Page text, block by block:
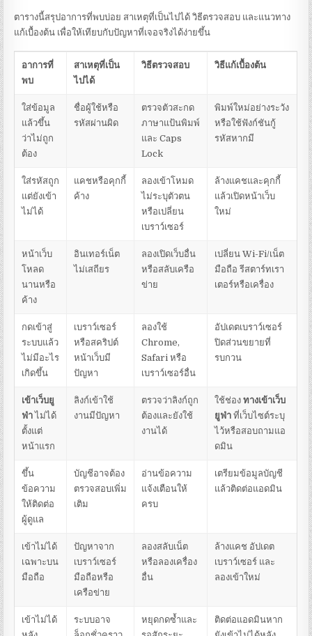
ตารางนี้สรุปอาการที่พบบ่อย สาเหตุที่เป็นไปได้ วิธีตรวจสอบ และแนวทาง
แก้เบื้องต้น เพื่อให้เทียบกับปัญหาที่เจอจริงได้ง่ายขึ้น
อาการที่
พบ
สาเหตุที่เป็น
ไปได้
วิธีตรวจสอบ วิธีแก้เบื้องต้น
ใส่ข้อมูล
แล้วขึ้น
ว่าไม่ถูก
ต้อง
ชื่อผู้ใช้หรือ
รหัสผ่านผิด
ตรวจตัวสะกด
ภาษาแป้นพิมพ์
และ Caps
Lock
พิมพ์ใหม่อย่างระวัง
หรือใช้ฟังก์ชันกู้
รหัสหากมี
ใส่รหัสถูก
แต่ยังเข้า
ไม่ได้
แคชหรือคุกกี้
ค้าง
ลองเข้าโหมด
ไม่ระบุตัวตน
หรือเปลี่ยน
เบราว์เซอร์
ล้างแคชและคุกกี้
แล้วเปิดหน้าเว็บ
ใหม่
หน้าเว็บ
โหลด
นานหรือ
ค้าง
อินเทอร์เน็ต
ไม่เสถียร
ลองเปิดเว็บอื่น
หรือสลับเครือ
ข่าย
เปลี่ยน Wi-Fi/เน็ต
มือถือ รีสตาร์ทเรา
เตอร์หรือเครื่อง
กดเข้าสู่
ระบบแล้ว
ไม่มีอะไร
เกิดขึ้น
เบราว์เซอร์
หรือสคริปต์
หน้าเว็บมี
ปัญหา
ลองใช้
Chrome,
Safari หรือ
เบราว์เซอร์อื่น
อัปเดตเบราว์เซอร์
ปิดส่วนขยายที่
รบกวน
เข้าเว็บยู
ฟ่าไม่ได้
ตั้งแต่
หน้าแรก
ลิงก์เข้าใช้
งานมีปัญหา
ตรวจว่าลิงก์ถูก
ต้องและยังใช้
งานได้
ใช้ช่องทางเข้าเว็บ
ยูฟ่า ที่เว็บไซต์ระบุ
ไว้หรือสอบถามแอ
ดมิน
ขึ้น
ข้อความ
ให้ติดต่อ
ผู้ดูแล
บัญชีอาจต้อง
ตรวจสอบเพิ่ม
เติม
อ่านข้อความ
แจ้งเตือนให้
ครบ
เตรียมข้อมูลบัญชี
แล้วติดต่อแอดมิน
เข้าไม่ได้
เฉพาะบน
มือถือ
ปัญหาจาก
เบราว์เซอร์
มือถือหรือ
เครือข่าย
ลองสลับเน็ต
หรือลองเครื่อง
อื่น
ล้างแคช อัปเดต
เบราว์เซอร์ และ
ลองเข้าใหม่
เข้าไม่ได้
ระบบอาจ
หยุดกดซ้ำและ
ติดต่อแอดมินหาก